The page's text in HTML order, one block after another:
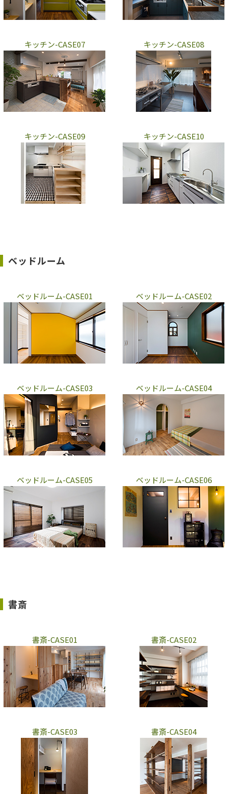
キッチン-CASE07 キッチン-CASE08
キッチン-CASE09 キッチン-CASE10
ベッドルーム
ベッドルーム-CASE01 ベッドルーム-CASE02
ベッドルーム-CASE03 ベッドルーム-CASE04
ベッドルーム-CASE05 ベッドルーム-CASE06
書斎
書斎-CASE01 書斎-CASE02
書斎-CASE03 書斎-CASE04